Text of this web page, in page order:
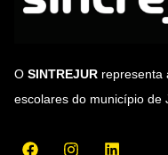
O SINTREJUR representa
escolares do município de